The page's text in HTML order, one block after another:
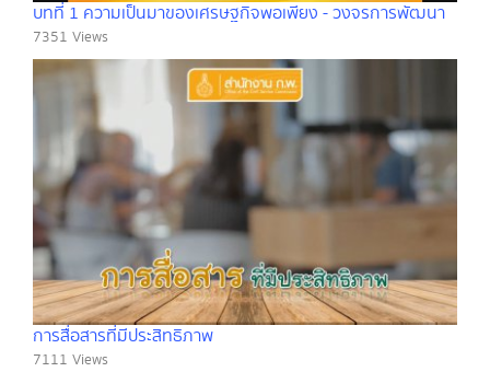
บทที่ 1 ความเป็นมาของเศรษฐกิจพอเพียง - วงจรการพัฒนา
7351 Views
การสื่อสารที่มีประสิทธิภาพ
7111 Views